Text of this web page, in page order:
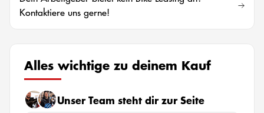
Kontaktiere uns gerne!
Alles wichtige zu deinem Kauf
Unser Team steht dir zur Seite